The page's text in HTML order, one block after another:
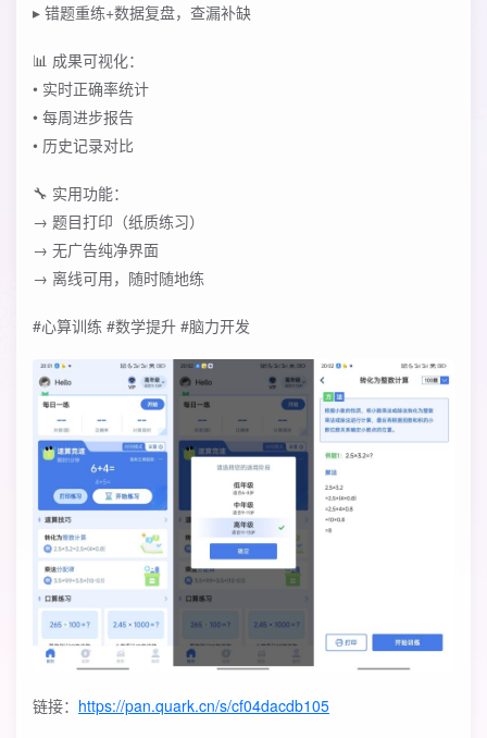
▸ 错题重练+数据复盘，查漏补缺
📊 ‌成果可视化‌：
• 实时正确率统计
• 每周进步报告
• 历史记录对比
🔧 ‌实用功能‌：
→ 题目打印（纸质练习）
→ 无广告纯净界面
→ 离线可用，随时随地练
‌#心算训练 #数学提升 #脑力开发‌
链接： https://pan.quark.cn/s/cf04dacdb105